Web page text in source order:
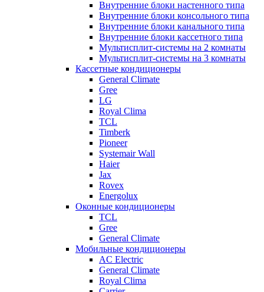
Внутренние блоки настенного типа
Внутренние блоки консольного типа
Внутренние блоки канального типа
Внутренние блоки кассетного типа
Мультисплит-системы на 2 комнаты
Мультисплит-системы на 3 комнаты
Кассетные кондиционеры
General Climate
Gree
LG
Royal Clima
TCL
Timberk
Pioneer
Systemair Wall
Haier
Jax
Rovex
Energolux
Оконные кондиционеры
TCL
Gree
General Climate
Мобильные кондиционеры
AC Electric
General Climate
Royal Clima